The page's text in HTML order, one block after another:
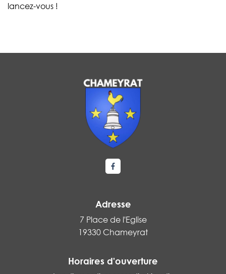
lancez-vous !
Lien vers le compte Facebook
Adresse
7 Place de l'Eglise
19330 Chameyrat
Horaires d'ouverture